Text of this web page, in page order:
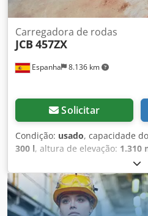
Espanha 8.136 km
Carregadora de rodas
JCB 457ZX
Solicitar
Condição: usado, capacidade
300 l, altura de elevação: 1.310
5.470 h
Peso em vazio: 19.950 kg
Ru Djkhjk Peso bruto total:
796 x 274 x 343 cm